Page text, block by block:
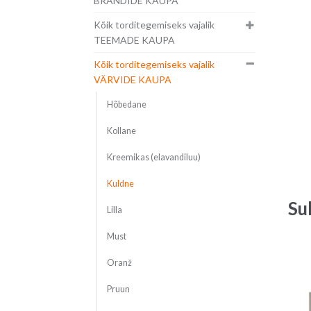
Kõik torditegemiseks vajalik
TEEMADE KAUPA
Kõik torditegemiseks vajalik
VÄRVIDE KAUPA
Hõbedane
Kollane
Kreemikas (elavandiluu)
Kuldne
Lilla
Must
Oranž
Pruun